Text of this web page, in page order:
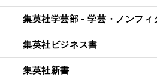
集英社学芸部 - 学芸・ノンフィ
集英社ビジネス書
集英社新書